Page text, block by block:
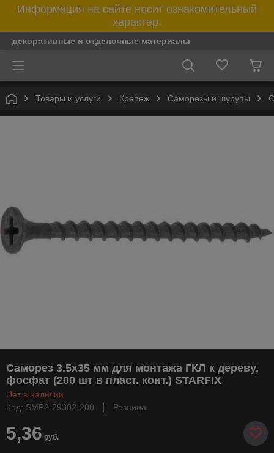
Информация на сайте носит ознакомительный
характер.
декоративные и отделочные материалы
Товары и услуги Крепеж Саморезы и шурупы
Саморез 3.5х35 мм для монтажа ГКЛ к дереву,
фосфат (200 шт в пласт. конт.) STARFIX
Нет в наличии
Код: SMP2-29302-200
Розница
5,36 руб.